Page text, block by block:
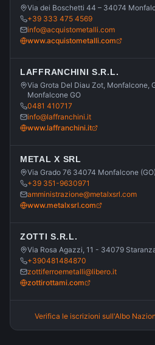
Via dei Boschetti 44 – 34074
+39 333 475 4569
info@acquistometalli.com
www.acquistometalli.com
LAFFRANCHINI S.R.L.
Via Grota Del Diau Zot, Monfalcone,
Monfalcone GO
0481 410717
info@laffranchini.it
www.laffranchini.it
METAL X SRL
Via Grado 76 34074 Monfalcone (GO)
+39 351-9630971​
amministrazione@metalxsrl.com
www.metalxsrl.com
ZOTTI S.R.L.
Via Rosa Agazzi, 11 - 34079
+390481484870
zottiferroemetalli@libero.it
zottirottami.com
Verifica le iscrizioni sull'Albo